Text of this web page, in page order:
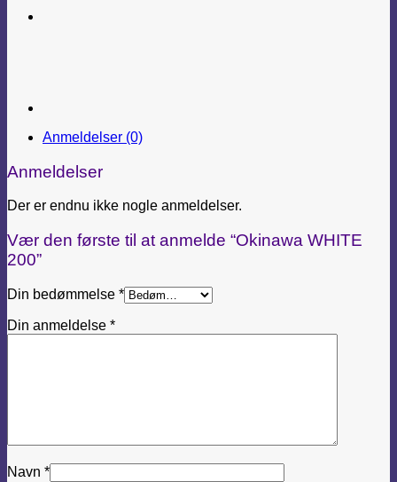
Anmeldelser (0)
Anmeldelser
Der er endnu ikke nogle anmeldelser.
Vær den første til at anmelde “Okinawa WHITE
200”
Din bedømmelse *
Din anmeldelse *
Navn *